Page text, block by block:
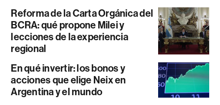
Reforma de la Carta Orgánica del
BCRA: qué propone Milei y
lecciones de la experiencia
regional
En qué invertir: los bonos y
acciones que elige Neix en
Argentina y el mundo